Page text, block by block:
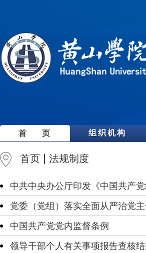
首 页 组织机构
首页 法规制度
中共中央办公厅印发《中国共产
党委（党组）落实全面从严治党
中国共产党党内监督条例
领导干部个人有关事项报告查核